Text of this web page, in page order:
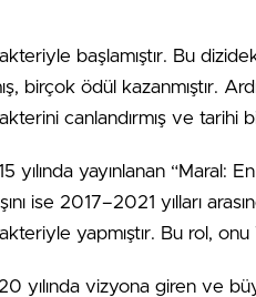
başlamıştır. Bu
birçok ödül kazanmıştır.
canlandırmış ve tarihi
yılında yayınlanan “Maral:
ise 2017–2021 yılları
yapmıştır. Bu rol,
yılında vizyona giren ve